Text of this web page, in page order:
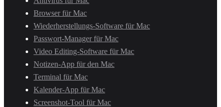
Browser für Mac
Wiederherstellungs-Software für Mac
Passwort-Manager für Mac
Video Editing-Software für Mac
Notizen-App für den Mac
Terminal für Mac
Kalender-App für Mac
Screenshot-Tool für Mac